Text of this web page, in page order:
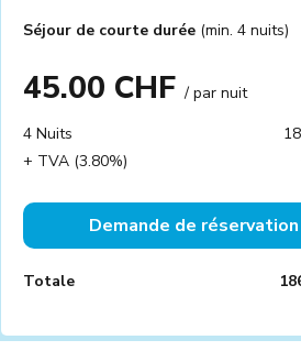
Séjour de courte durée (min. 4 nuits)
45.00 CHF/ par nuit
4 Nuits
+ TVA (3.80%)
Demande de réservation
Totale